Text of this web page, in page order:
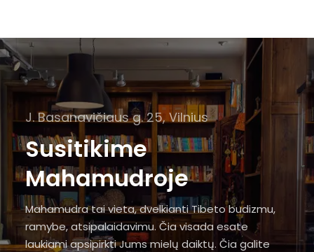
J. Basanavičiaus g. 25, Vilnius
Susitikime
Mahamudroje
Mahamudra tai vieta, dvelkianti Tibeto budizmu,
ramybe, atsipalaidavimu. Čia visada esate
laukiami apsipirkti Jums mielų daiktų. Čia galite